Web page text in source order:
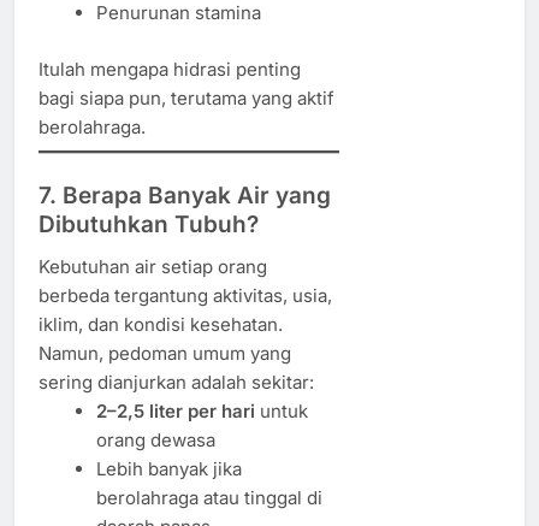
Penurunan stamina
Itulah mengapa hidrasi penting
bagi siapa pun, terutama yang aktif
berolahraga.
7. Berapa Banyak Air yang
Dibutuhkan Tubuh?
Kebutuhan air setiap orang
berbeda tergantung aktivitas, usia,
iklim, dan kondisi kesehatan.
Namun, pedoman umum yang
sering dianjurkan adalah sekitar:
2–2,5 liter per hari untuk
orang dewasa
Lebih banyak jika
berolahraga atau tinggal di